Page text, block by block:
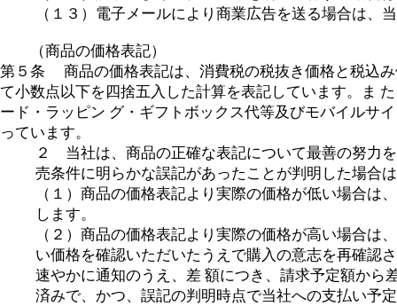
（１３）電子メールにより商業広告を送る場合は、
（商品の価格表記）
第５条 商品の価格表記は、消費税の税抜き価格と税込
て小数点以下を四捨五入した計算を表記しています。ま
ード・ラッピン グ・ギフトボックス代等及びモバイルサ
っています。
２ 当社は、商品の正確な表記について最善の努力
売条件に明らかな誤記があったことが判明した場合
（１）商品の価格表記より実際の価格が低い場合
します。
（２）商品の価格表記より実際の価格が高い場合
い価格を確認いただいたうえで購入の意志を再確認
速やかに通知のうえ、差 額につき、請求予定額から
済みで、かつ、誤記の判明時点で当社への支払い予